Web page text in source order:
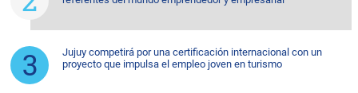
Jujuy competirá por una certificación internacional con un
proyecto que impulsa el empleo joven en turismo